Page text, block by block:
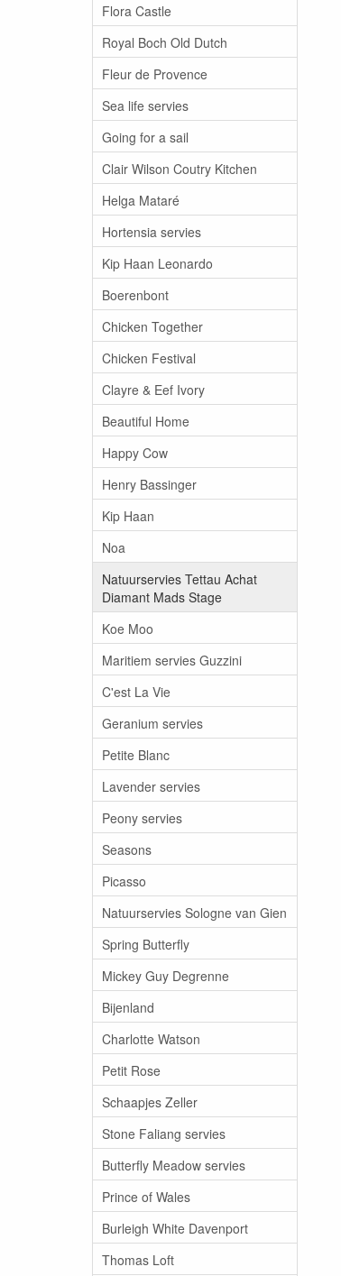
Flora Castle
Royal Boch Old Dutch
Fleur de Provence
Sea life servies
Going for a sail
Clair Wilson Coutry Kitchen
Helga Mataré
Hortensia servies
Kip Haan Leonardo
Boerenbont
Chicken Together
Chicken Festival
Clayre & Eef Ivory
Beautiful Home
Happy Cow
Henry Bassinger
Kip Haan
Noa
Natuurservies Tettau Achat
Diamant Mads Stage
Koe Moo
Maritiem servies Guzzini
C'est La Vie
Geranium servies
Petite Blanc
Lavender servies
Peony servies
Seasons
Picasso
Natuurservies Sologne van Gien
Spring Butterfly
Mickey Guy Degrenne
Bijenland
Charlotte Watson
Petit Rose
Schaapjes Zeller
Stone Faliang servies
Butterfly Meadow servies
Prince of Wales
Burleigh White Davenport
Thomas Loft